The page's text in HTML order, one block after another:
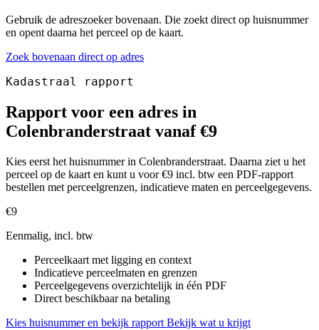
Gebruik de adreszoeker bovenaan. Die zoekt direct op huisnummer
en opent daarna het perceel op de kaart.
Zoek bovenaan direct op adres
Kadastraal rapport
Rapport voor een adres in
Colenbranderstraat vanaf €9
Kies eerst het huisnummer in Colenbranderstraat. Daarna ziet u het
perceel op de kaart en kunt u voor €9 incl. btw een PDF-rapport
bestellen met perceelgrenzen, indicatieve maten en perceelgegevens.
€9
Eenmalig, incl. btw
Perceelkaart met ligging en context
Indicatieve perceelmaten en grenzen
Perceelgegevens overzichtelijk in één PDF
Direct beschikbaar na betaling
Kies huisnummer en bekijk rapport Bekijk wat u krijgt